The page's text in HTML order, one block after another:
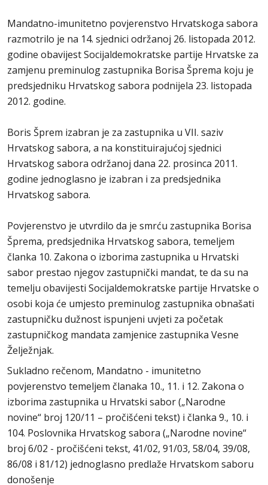
Mandatno-imunitetno povjerenstvo Hrvatskoga sabora
razmotrilo je na 14. sjednici održanoj 26. listopada 2012.
godine obavijest Socijaldemokratske partije Hrvatske za
zamjenu preminulog zastupnika Borisa Šprema koju je
predsjedniku Hrvatskog sabora podnijela 23. listopada
2012. godine.
Boris Šprem izabran je za zastupnika u VII. saziv
Hrvatskog sabora, a na konstituirajućoj sjednici
Hrvatskog sabora održanoj dana 22. prosinca 2011.
godine jednoglasno je izabran i za predsjednika
Hrvatskog sabora.
Povjerenstvo je utvrdilo da je smrću zastupnika Borisa
Šprema, predsjednika Hrvatskog sabora, temeljem
članka 10. Zakona o izborima zastupnika u Hrvatski
sabor prestao njegov zastupnički mandat, te da su na
temelju obavijesti Socijaldemokratske partije Hrvatske o
osobi koja će umjesto preminulog zastupnika obnašati
zastupničku dužnost ispunjeni uvjeti za početak
zastupničkog mandata zamjenice zastupnika Vesne
Želježnjak.
Sukladno rečenom, Mandatno - imunitetno
povjerenstvo temeljem članaka 10., 11. i 12. Zakona o
izborima zastupnika u Hrvatski sabor („Narodne
novine“ broj 120/11 – pročišćeni tekst) i članka 9., 10. i
104. Poslovnika Hrvatskog sabora („Narodne novine“
broj 6/02 - pročišćeni tekst, 41/02, 91/03, 58/04, 39/08,
86/08 i 81/12) jednoglasno predlaže Hrvatskom saboru
donošenje